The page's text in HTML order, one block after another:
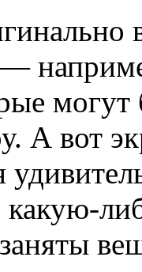
—
А вот